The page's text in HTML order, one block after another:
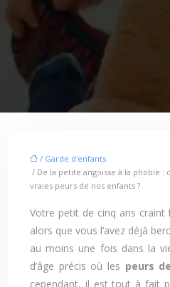
/ Garde d'enfants
/ De la petite angoisse à la phobie
vraies peurs de nos enfants ?
Votre petit de cinq ans
alors que vous l’avez déjà
au moins une fois dans la
d’âge précis où les peurs
cependant, il est tout à fait